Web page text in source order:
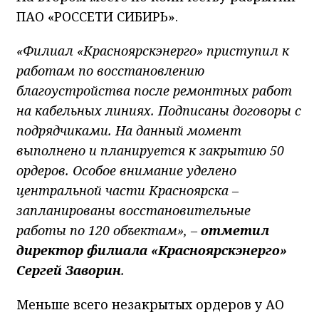
ПАО «РОССЕТИ СИБИРЬ».
«Филиал «Красноярскэнерго» приступил к
работам по восстановлению
благоустройства после ремонтных работ
на кабельных линиях. Подписаны договоры с
подрядчиками. На данный момент
выполнено и планируется к закрытию 50
ордеров. Особое внимание уделено
центральной части Красноярска –
запланированы восстановительные
работы по 120 объектам», –отметил
директор филиала «Красноярскэнерго»
Сергей Заворин.
Меньше всего незакрытых ордеров у АО